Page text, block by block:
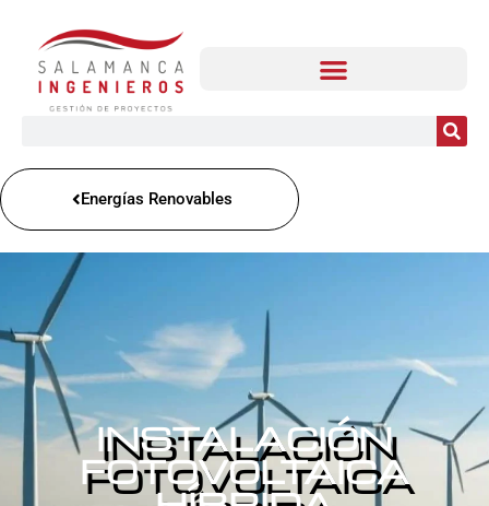
Energías Renovables
INSTALACIÓN
FOTOVOLTAICA